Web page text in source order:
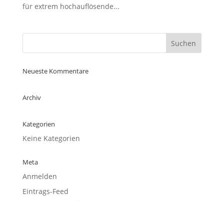
für extrem hochauflösende...
Neueste Kommentare
Archiv
Kategorien
Keine Kategorien
Meta
Anmelden
Eintrags-Feed